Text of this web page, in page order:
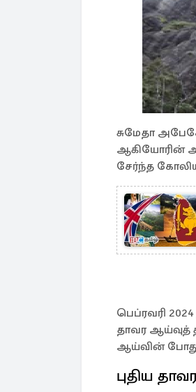
சுமேதா
ஆகியோரின்
சேர்ந்த
பெப்ரவரி
தாவர ஆய்வுத்
ஆய்வின் போது
புதிய